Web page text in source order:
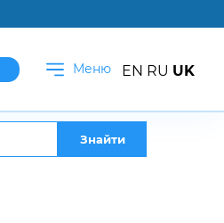
Меню
Знайти
EN RU UK